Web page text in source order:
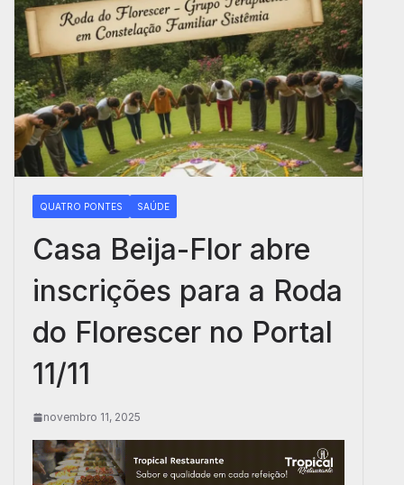
QUATRO PONTES SAÚDE
Casa Beija-Flor abre
inscrições para a Roda
do Florescer no Portal
11/11
novembro 11, 2025